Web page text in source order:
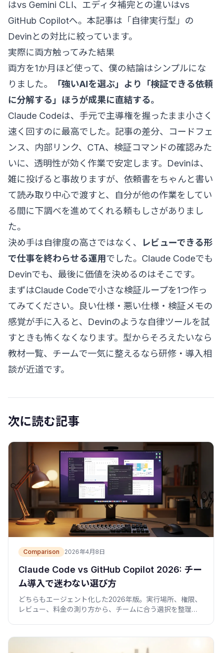
はvs Gemini CLI、エディタ補完との違いはvs
GitHub Copilotへ。本記事は「自律実行型」の
Devinとの対比に絞っています。
実際に両方触ってみた結果
両方を1か月ほど使って、僕の結論はシンプルにな
りました。
「強いAIを選ぶ」より「検証できる依頼
に分解する」ほうが成果に直結する。
Claude Codeは、手元で主導権を握ったまま小さく
速く回すのに最高でした。記事の差分、コードフェ
ンス、内部リンク、CTA、検証コマンドの確認みた
いに、透明性が効く作業で安定します。Devinは、
雑に投げると事故りますが、依頼書をちゃんと書い
て読み取り中心で渡すと、自分が他の作業をしてい
る間に下調べを進めてくれる頼もしさがありまし
た。
決め手は自律度の高さではなく、
レビューできる形
で仕事を終わらせる運用でした。Claude Codeでも
Devinでも、最後に価値を決めるのはそこです。
まずはClaude Codeで小さな検証ループを1つ作っ
てみてください。良い仕様・悪い仕様・検証メモの
感覚が手に入ると、Devinのような自律ツールを試
すときも怖くなくなります。型からそろえたいなら
教材一覧、チームで一気に整えるなら研修・導入相
談が近道です。
次に読む記事
Comparison 2026年4月8日
Claude Code vs GitHub Copilot 2026: チー
ム導入で迷わない選び方
どちらもエージェント化した2026年版。実行場所、権限、
レビュー、料金の測り方から、チームに合う選択を整理し